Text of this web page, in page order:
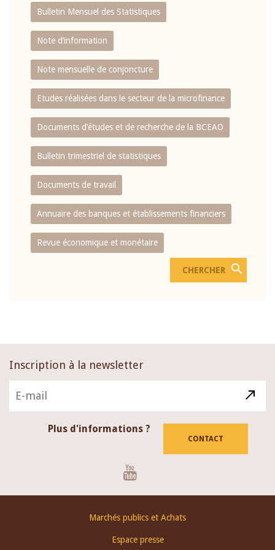
Bulletin Mensuel des Statistiques
Note d’information
Note mensuelle de conjoncture
Etudes réalisées dans le secteur de la microfinance
Documents d’études et de recherche de la BCEAO
Bulletin trimestriel de statistiques
Documents de travail
Annuaire des banques et établissements financiers
Revue économique et monétaire
Inscription à la newsletter
Plus d'informations ?
CONTACT
Marchés publics et Achats
Espace presse